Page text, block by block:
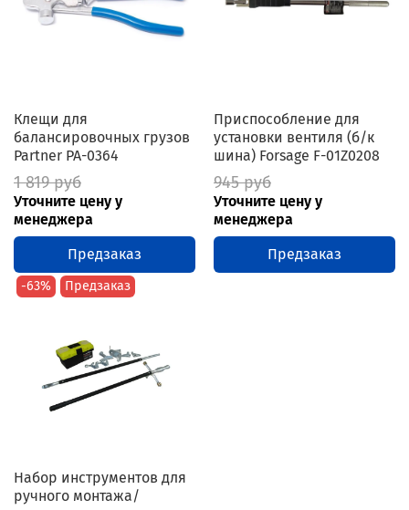
Клещи для
балансировочных грузов
Partner PA-0364
1 819 руб
Уточните цену у
менеджера
Предзаказ
Приспособление для
установки вентиля (б/к
шина) Forsage F-01Z0208
945 руб
Уточните цену у
менеджера
Предзаказ
-63% Предзаказ
Набор инструментов для
ручного монтажа/